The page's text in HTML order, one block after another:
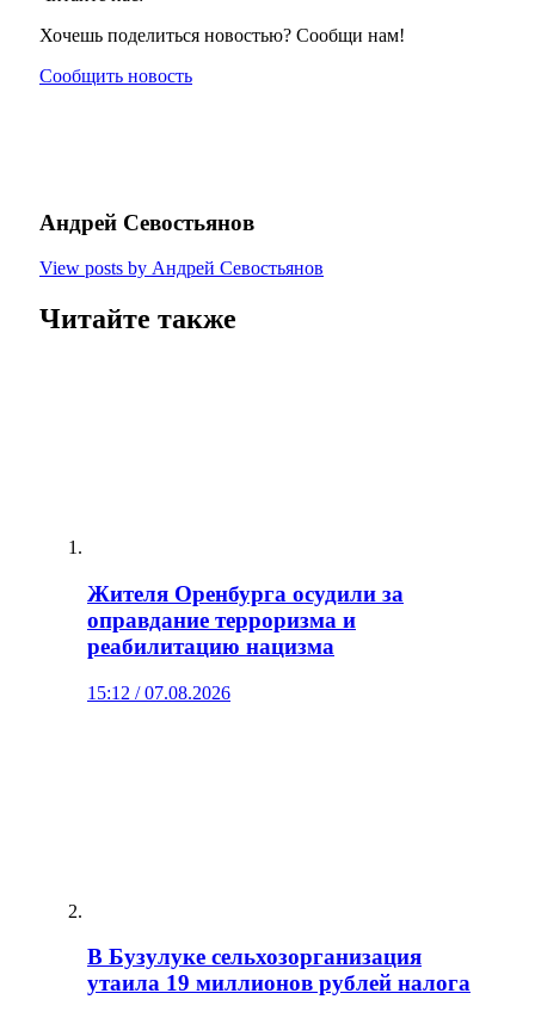
Хочешь поделиться новостью? Сообщи нам!
Сообщить новость
Андрей Севостьянов
View posts by Андрей Севостьянов
Читайте также
Жителя Оренбурга осудили за
оправдание терроризма и
реабилитацию нацизма
15:12 / 07.08.2026
В Бузулуке сельхозорганизация
утаила 19 миллионов рублей налога